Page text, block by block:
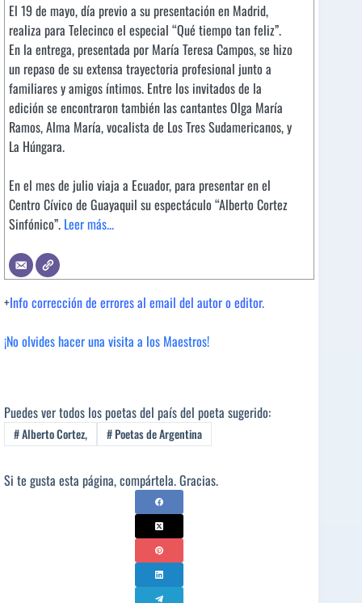
El 19 de mayo, día previo a su presentación en Madrid,
realiza para Telecinco el especial “Qué tiempo tan feliz”.
En la entrega, presentada por María Teresa Campos, se hizo
un repaso de su extensa trayectoria profesional junto a
familiares y amigos íntimos. Entre los invitados de la
edición se encontraron también las cantantes Olga María
Ramos, Alma María, vocalista de Los Tres Sudamericanos, y
La Húngara.
En el mes de julio viaja a Ecuador, para presentar en el
Centro Cívico de Guayaquil su espectáculo “Alberto Cortez
Sinfónico”. Leer más...
+Info corrección de errores al email del autor o editor.
¡No olvides hacer una visita a los Maestros!
Puedes ver todos los poetas del país del poeta sugerido:
#Alberto Cortez, #Poetas de Argentina
Si te gusta esta página, compártela. Gracias.